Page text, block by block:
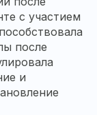
с участием
после
и